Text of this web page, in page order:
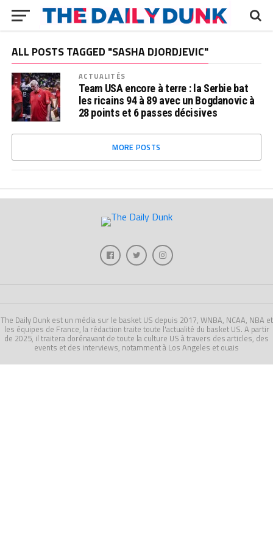
ALL POSTS TAGGED "SASHA DJORDJEVIC"
ACTUALITÉS
Team USA encore à terre : la Serbie bat
les ricains 94 à 89 avec un Bogdanovic à
28 points et 6 passes décisives
MORE POSTS
The Daily Dunk est un média sur le basket US depuis 2017, WNBA, NCAA, NBA et
les équipes de France, la rédaction traite toute l'actualité du basket US. A partir
de 2025, il traitera dorénavant de toute la culture US à travers des articles, des
events et des interviews, notamment à Los Angeles et ouais